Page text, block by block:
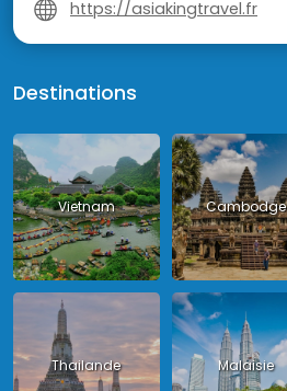
https://asiakingtravel.fr
Destinations
Vietnam Cambodge
Thailande Malaisie